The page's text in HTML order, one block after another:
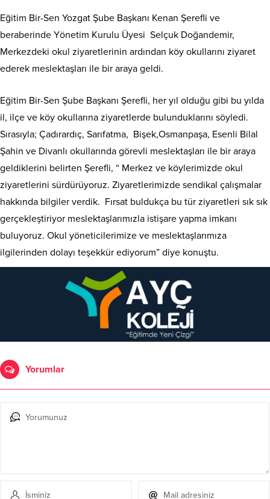
Eğitim Bir-Sen Yozgat Şube Başkanı Kenan Şerefli ve
beraberinde Yönetim Kurulu Üyesi Selçuk Doğandemir,
Merkezdeki okul ziyaretlerinin ardından köy okullarını ziyaret
ederek meslektaşları ile bir araya geldi.
Eğitim Bir-Sen Şube Başkanı Şerefli, her yıl olduğu gibi bu yılda
il, ilçe ve köy okullarına ziyaretlerde bulunduklarını söyledi.
Sırasıyla; Çadırardıç, Sarıfatma, Bişek,Osmanpaşa, Esenli Bilal
Şahin ve Divanlı okullarında görevli meslektaşları ile bir araya
geldiklerini belirten Şerefli, “ Merkez ve köylerimizde okul
ziyaretlerini sürdürüyoruz. Ziyaretlerimizde sendikal çalışmalar
hakkında bilgiler verdik. Fırsat buldukça bu tür ziyaretleri sık sık
gerçekleştiriyor meslektaşlarımızla istişare yapma imkanı
buluyoruz. Okul yöneticilerimize ve meslektaşlarımıza
ilgilerinden dolayı teşekkür ediyorum” diye konuştu.
Yorumlar